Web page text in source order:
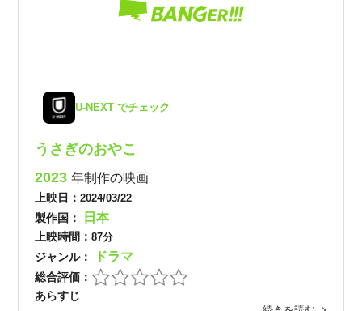
U-NEXT でチェック
うさぎのおやこ
2023年制作の映画
上映日：2024/03/22
製作国： 日本
上映時間：87分
ジャンル： ドラマ
総合評価： -
あらすじ